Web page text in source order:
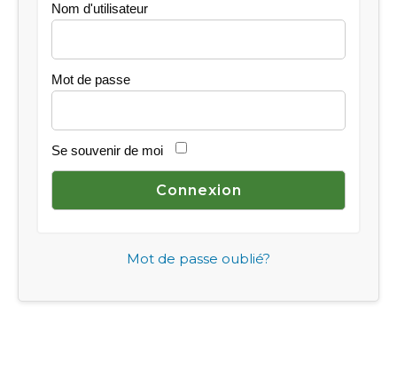
Nom d'utilisateur
Mot de passe
Se souvenir de moi
Mot de passe oublié?